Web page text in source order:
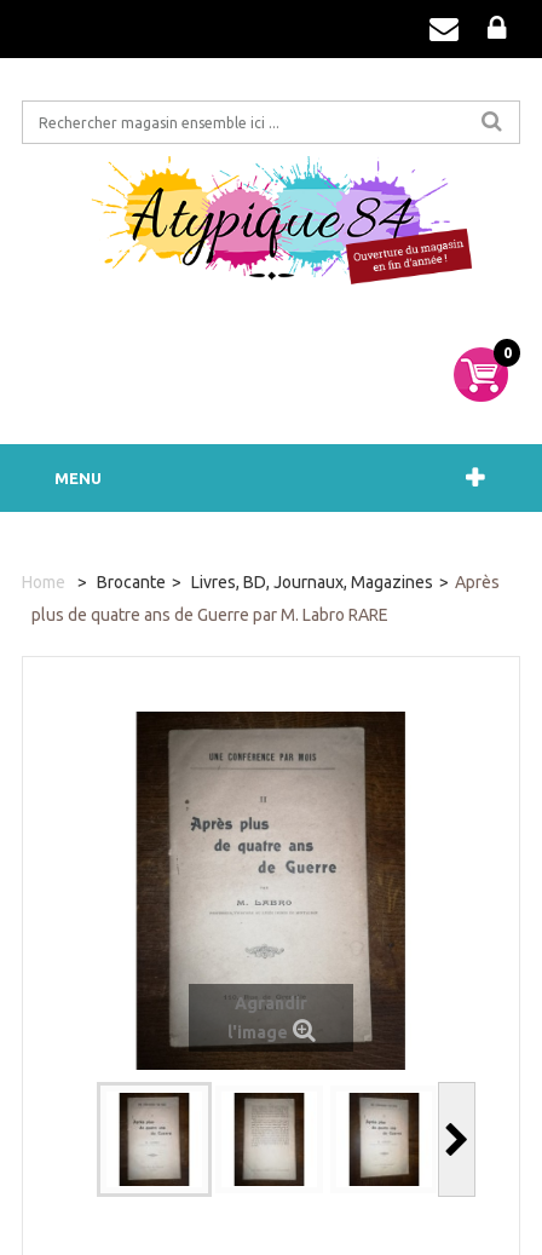
0
MENU
Home > Brocante > Livres, BD, Journaux, Magazines > Après
plus de quatre ans de Guerre par M. Labro RARE
Agrandir
l'image